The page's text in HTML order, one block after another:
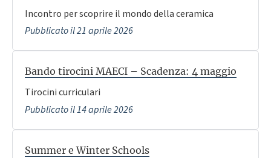
Incontro per scoprire il mondo della ceramica
Pubblicato il 21 aprile 2026
Bando tirocini MAECI – Scadenza: 4 maggio
Tirocini curriculari
Pubblicato il 14 aprile 2026
Summer e Winter Schools